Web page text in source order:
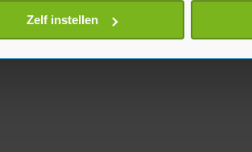
verwerkt en stel uw voorkeuren in het
de Cookieverklaring.
Zelf instellen